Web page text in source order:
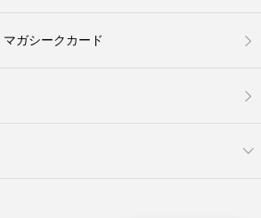
マガシークカード